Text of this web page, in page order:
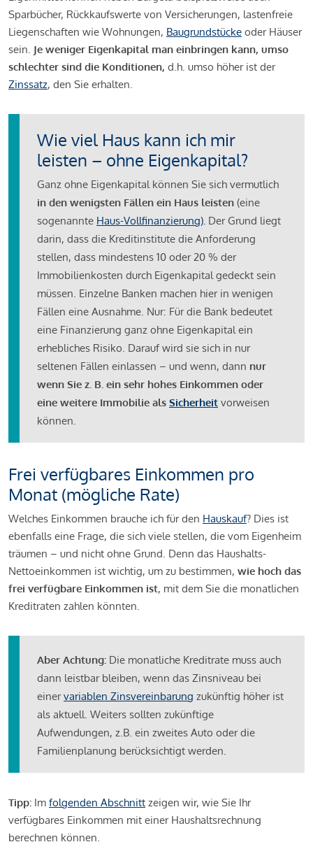
Sparbücher, Rückkaufswerte von Versicherungen, lastenfreie
Liegenschaften wie Wohnungen, Baugrundstücke oder Häuser
sein. Je weniger Eigenkapital man einbringen kann, umso
schlechter sind die Konditionen, d.h. umso höher ist der
Zinssatz, den Sie erhalten.
Wie viel Haus kann ich mir
leisten – ohne Eigenkapital?
Ganz ohne Eigenkapital können Sie sich vermutlich
in den wenigsten Fällen ein Haus leisten (eine
sogenannte Haus-Vollfinanzierung). Der Grund liegt
darin, dass die Kreditinstitute die Anforderung
stellen, dass mindestens 10 oder 20 % der
Immobilienkosten durch Eigenkapital gedeckt sein
müssen. Einzelne Banken machen hier in wenigen
Fällen eine Ausnahme. Nur: Für die Bank bedeutet
eine Finanzierung ganz ohne Eigenkapital ein
erhebliches Risiko. Darauf wird sie sich in nur
seltenen Fällen einlassen – und wenn, dann nur
wenn Sie z. B. ein sehr hohes Einkommen oder
eine weitere Immobilie als Sicherheit vorweisen
können.
Frei verfügbares Einkommen pro
Monat (mögliche Rate)
Welches Einkommen brauche ich für den Hauskauf? Dies ist
ebenfalls eine Frage, die sich viele stellen, die vom Eigenheim
träumen – und nicht ohne Grund. Denn das Haushalts-
Nettoeinkommen ist wichtig, um zu bestimmen, wie hoch das
frei verfügbare Einkommen ist, mit dem Sie die monatlichen
Kreditraten zahlen könnten.
Aber Achtung: Die monatliche Kreditrate muss auch
dann leistbar bleiben, wenn das Zinsniveau bei
einervariablen Zinsvereinbarung zukünftig höher ist
als aktuell. Weiters sollten zukünftige
Aufwendungen, z.B. ein zweites Auto oder die
Familienplanung berücksichtigt werden.
Tipp: Im folgenden Abschnitt zeigen wir, wie Sie Ihr
verfügbares Einkommen mit einer Haushaltsrechnung
berechnen können.